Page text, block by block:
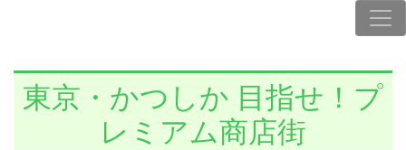
東京・かつしか 目指せ！プ
レミアム商店街